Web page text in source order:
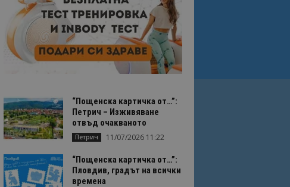
“Пощенска картичка от…”:
Петрич – Изживяване
отвъд очакваното
Петрич 11/07/2026 11:22
“Пощенска картичка от…”:
Пловдив, градът на всички
времена